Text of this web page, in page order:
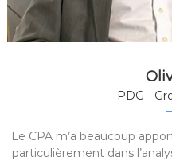
PDG -
Le CPA m’a beaucoup
particulièrement dans